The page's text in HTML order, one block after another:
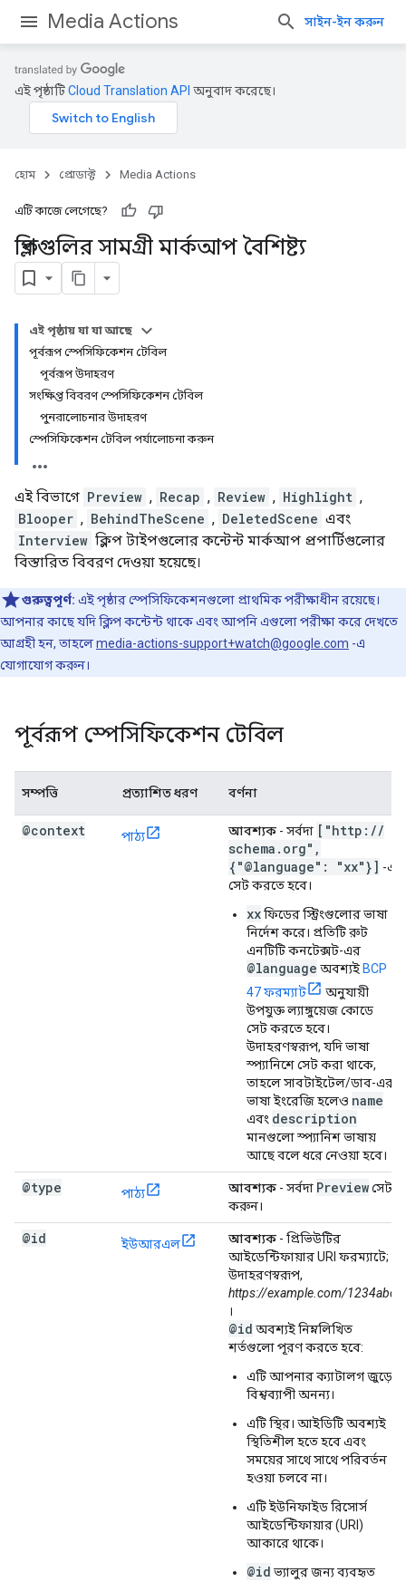
Media Actions সাইন-ইন করুন
এই পৃষ্ঠাটিCloud Translation API অনুবাদ করেছে।
হোম প্রোডাক্ট Media Actions
এটি কাজে লেগেছে?
ক্লিপগুলির সামগ্রী মার্কআপ বৈশিষ্ট্য
এই পৃষ্ঠায় যা যা আছে
পূর্বরূপ স্পেসিফিকেশন টেবিল
পূর্বরূপ উদাহরণ
সংক্ষিপ্ত বিবরণ স্পেসিফিকেশন টেবিল
পুনরালোচনার উদাহরণ
স্পেসিফিকেশন টেবিল পর্যালোচনা করুন
এই বিভাগে Preview , Recap , Review , Highlight ,
Blooper , BehindTheScene , DeletedScene এবং
Interview ক্লিপ টাইপগুলোর কন্টেন্ট মার্কআপ প্রপার্টিগুলোর
বিস্তারিত বিবরণ দেওয়া হয়েছে।
গুরুত্বপূর্ণ: এই পৃষ্ঠার স্পেসিফিকেশনগুলো প্রাথমিক পরীক্ষাধীন রয়েছে।
আপনার কাছে যদি ক্লিপ কন্টেন্ট থাকে এবং আপনি এগুলো পরীক্ষা করে দেখতে
আগ্রহী হন, তাহলেmedia-actions-support+watch@google.com -এ
যোগাযোগ করুন।
পূর্বরূপ স্পেসিফিকেশন টেবিল
সম্পত্তি প্রত্যাশিত ধরণ বর্ণনা
@context পাঠ্য আবশ্যক - সর্বদা ["http: //
schema . org" ,
{"@language": "xx"}] -এ
সেট করতে হবে।
xxফিডের স্ট্রিংগুলোর ভাষা
নির্দেশ করে। প্রতিটি রুট
এনটিটি কনটেক্সট-এর
@language অবশ্যই BCP
47 ফরম্যাট
অনুযায়ী
উপযুক্ত ল্যাঙ্গুয়েজ কোডে
সেট করতে হবে।
উদাহরণস্বরূপ, যদি ভাষা
স্প্যানিশে সেট করা থাকে,
তাহলে সাবটাইটেল/ডাব-এর
ভাষা ইংরেজি হলেও name
এবং description
মানগুলো স্প্যানিশ ভাষায়
আছে বলে ধরে নেওয়া হবে।
@type পাঠ্য আবশ্যক - সর্বদা Previewসেট
করুন।
@id ইউআরএল আবশ্যক - প্রিভিউটির
আইডেন্টিফায়ার URI ফরম্যাটে;
উদাহরণস্বরূপ,
https://example.com/1234abc
।
@id অবশ্যই নিম্নলিখিত
শর্তগুলো পূরণ করতে হবে:
এটি আপনার ক্যাটালগ জুড়ে
বিশ্বব্যাপী অনন্য।
এটি স্থির। আইডিটি অবশ্যই
স্থিতিশীল হতে হবে এবং
সময়ের সাথে সাথে পরিবর্তন
হওয়া চলবে না।
এটি ইউনিফাইড রিসোর্স
আইডেন্টিফায়ার (URI)
আকারে থাকে।
@id ভ্যালুর জন্য ব্যবহৃত